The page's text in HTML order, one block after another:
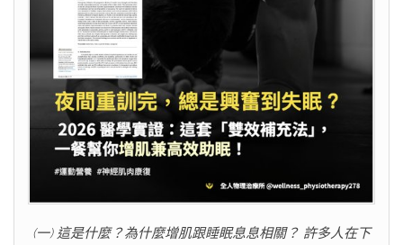
(一) 這是什麼？為什麼增肌跟睡眠息息相關？ 許多人在下